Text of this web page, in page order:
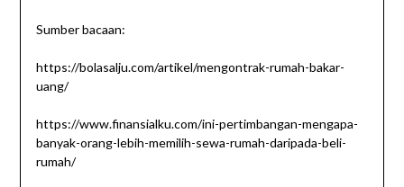
Sumber bacaan:
https://bolasalju.com/artikel/mengontrak-rumah-bakar-
uang/
https://www.finansialku.com/ini-pertimbangan-mengapa-
banyak-orang-lebih-memilih-sewa-rumah-daripada-beli-
rumah/